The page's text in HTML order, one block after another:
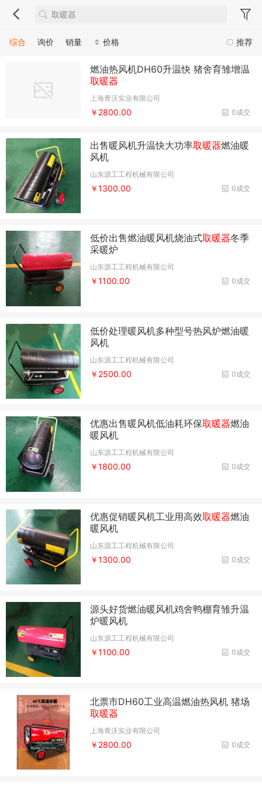
推荐
综合 询价 销量 价格
燃油热风机DH60升温快 猪舍育雏增温
取暖器
上海青沃实业有限公司
0成交
￥2800.00
出售暖风机升温快大功率取暖器燃油暖
风机
山东源工工程机械有限公司
0成交
￥1300.00
低价出售燃油暖风机烧油式取暖器冬季
采暖炉
山东源工工程机械有限公司
0成交
￥1100.00
低价处理暖风机多种型号热风炉燃油暖
风机
山东源工工程机械有限公司
0成交
￥2500.00
优惠出售暖风机低油耗环保取暖器燃油
暖风机
山东源工工程机械有限公司
0成交
￥1800.00
优惠促销暖风机工业用高效取暖器燃油
暖风机
山东源工工程机械有限公司
0成交
￥1300.00
源头好货燃油暖风机鸡舍鸭棚育雏升温
炉暖风机
山东源工工程机械有限公司
0成交
￥1100.00
北票市DH60工业高温燃油热风机 猪场
取暖器
上海青沃实业有限公司
0成交
￥2800.00